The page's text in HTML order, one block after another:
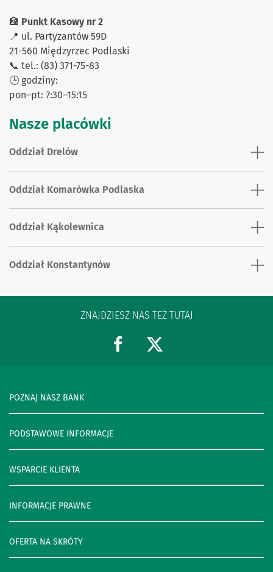
🏦 Punkt Kasowy nr 2
📍 ul. Partyzantów 59D
21-560 Międzyrzec Podlaski
📞 tel.: (83) 371-75-83
🕒 godziny:
pon–pt: 7:30–15:15
Nasze placówki
Oddział Drelów
Oddział Komarówka Podlaska
Oddział Kąkolewnica
Oddział Konstantynów
ZNAJDZIESZ NAS TEŻ TUTAJ
POZNAJ NASZ BANK
PODSTAWOWE INFORMACJE
WSPARCIE KLIENTA
INFORMACJE PRAWNE
OFERTA NA SKRÓTY